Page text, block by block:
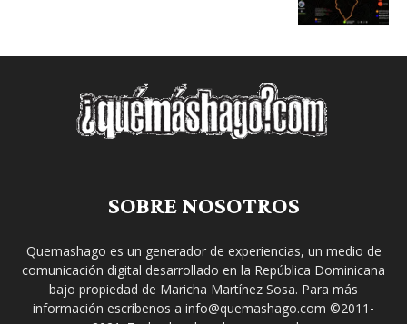
SOBRE NOSOTROS
Quemashago es un generador de experiencias, un medio de
comunicación digital desarrollado en la República Dominicana
bajo propiedad de Maricha Martínez Sosa. Para más
información escríbenos a info@quemashago.com ©2011-